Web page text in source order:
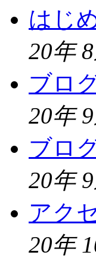
はじ
20年
ブロ
20年
ブロ
20年
アク
20年